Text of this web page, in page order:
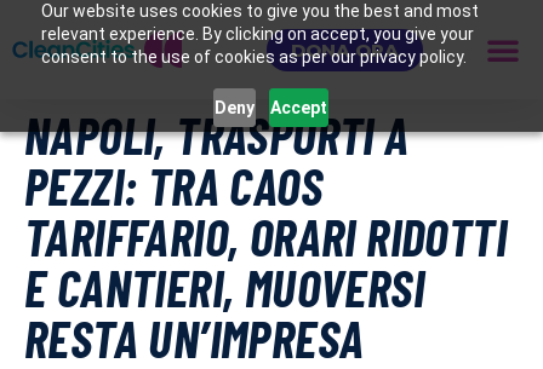
Our website uses cookies to give you the best and most
relevant experience. By clicking on accept, you give your
consent to the use of cookies as per our privacy policy.
Deny Accept
DONA ORA
NAPOLI, TRASPORTI A
PEZZI: TRA CAOS
TARIFFARIO, ORARI RIDOTTI
E CANTIERI, MUOVERSI
RESTA UN’IMPRESA